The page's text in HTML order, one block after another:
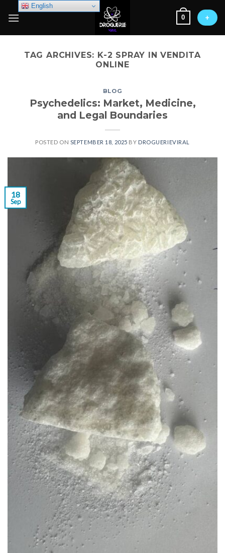
0 +
TAG ARCHIVES: K-2 SPRAY IN VENDITA
ONLINE
BLOG
Psychedelics: Market, Medicine,
and Legal Boundaries
POSTED ON SEPTEMBER 18, 2025 BY DROGUERIEVIRAL
18
Sep
English